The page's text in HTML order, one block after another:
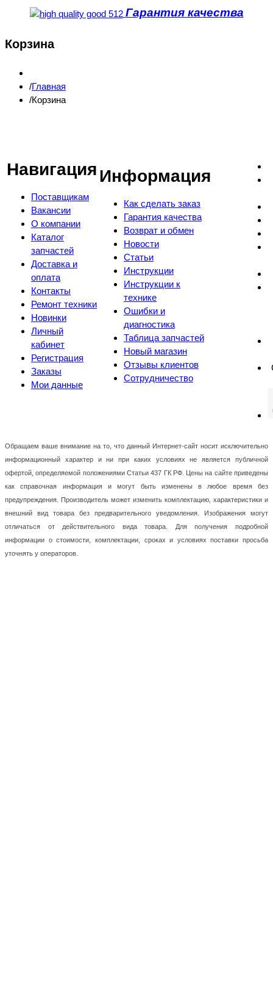
Гарантия качества
Корзина
Главная
Корзина
Навигация
Поставщикам
Вакансии
О компании
Каталог
запчастей
Доставка и
оплата
Контакты
Ремонт техники
Новинки
Личный
кабинет
Регистрация
Заказы
Мои данные
Информация
Как сделать заказ
Гарантия качества
Возврат и обмен
Новости
Статьи
Инструкции
Инструкции к
технике
Ошибки и
диагностика
Таблица запчастей
Новый магазин
Отзывы клиентов
Сотрудничество
Обращаем ваше внимание на то, что данный Интернет-сайт носит исключительно
информационный характер и ни при каких условиях не является публичной
офертой, определяемой положениями Статьи 437 ГК РФ. Цены на сайте приведены
как справочная информация и могут быть изменены в любое время без
предупреждения. Производитель может изменить комплектацию, характеристики и
внешний вид товара без предварительного уведомления. Изображения могут
отличаться от действительного вида товара. Для получения подробной
информации о стоимости, комплектации, сроках и условиях поставки просьба
уточнять у операторов.